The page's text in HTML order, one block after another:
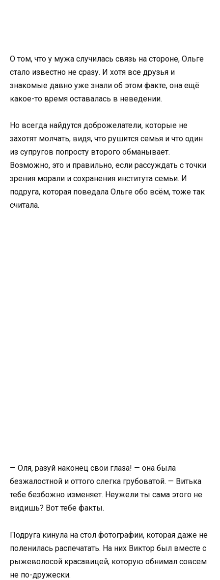
О том, что у мужа случилась связь на стороне, Ольге
стало известно не сразу. И хотя все друзья и
знакомые давно уже знали об этом факте, она ещё
какое-то время оставалась в неведении.
Но всегда найдутся доброжелатели, которые не
захотят молчать, видя, что рушится семья и что один
из супругов попросту второго обманывает.
Возможно, это и правильно, если рассуждать с точки
зрения морали и сохранения института семьи. И
подруга, которая поведала Ольге обо всём, тоже так
считала.
— Оля, разуй наконец свои глаза! — она была
безжалостной и оттого слегка грубоватой. — Витька
тебе безбожно изменяет. Неужели ты сама этого не
видишь? Вот тебе факты.
Подруга кинула на стол фотографии, которая даже не
поленилась распечатать. На них Виктор был вместе с
рыжеволосой красавицей, которую обнимал совсем
не по-дружески.